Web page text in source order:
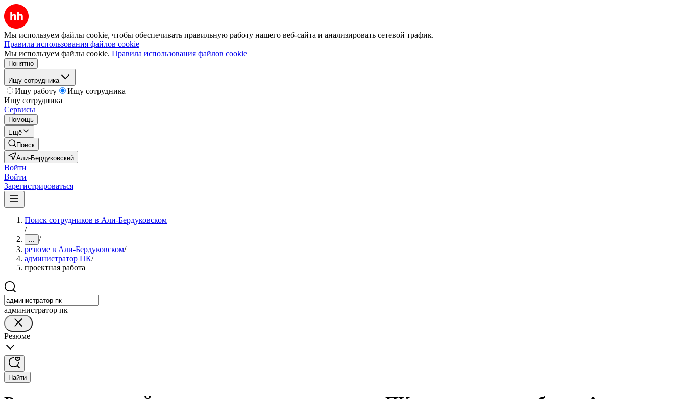
Мы используем файлы cookie, чтобы обеспечивать правильную работу нашего веб-сайта и анализировать сетевой трафик.
Правила использования файлов cookie
Мы используем файлы cookie. Правила использования файлов cookie
Понятно
Ищу сотрудника
Ищу работу
Ищу сотрудника
Ищу сотрудника
Сервисы
Помощь
Ещё
Поиск
Али-Бердуковский
Войти
Войти
Зарегистрироваться
Поиск сотрудников в Али-Бердуковском
/
... /
резюме в Али-Бердуковском/
администратор ПК/
проектная работа
администратор пк
Резюме
Найти